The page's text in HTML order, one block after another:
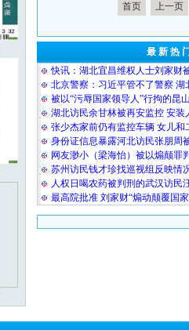
首页 上一页
最 新 热
快讯：湖北宜昌维权人士刘家财
北京警察：习近平管不了警察 湖
被以“污辱国家领导人”行拘的昆
湖北访民余甘林被再安监控 安装
张少杰家前仍有监控车辆 女儿和
身份证信息暴露河北访民张朋周
网友渺小（梁海怡）被以煽颠罪
苏州访民钱才珍找巡视组反映情
人权日喝农药被判刑的武汉访民
最高院批准 刘家财“煽动颠覆国